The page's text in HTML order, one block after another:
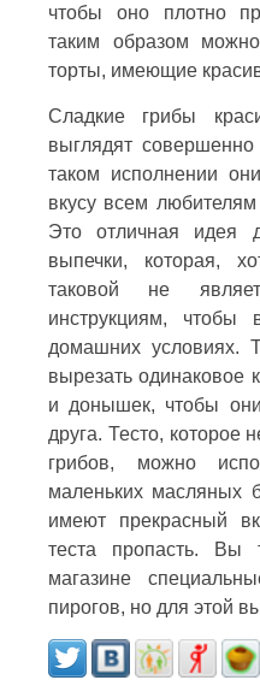
чтобы оно плотно
таким образом
торты, имеющие
Сладкие грибы
выглядят
таком исполнении
вкусу всем
Это отличная идея
выпечки, которая,
таковой не
инструкциям, чтобы
домашних условиях.
вырезать одинаковое
и донышек, чтобы
друга. Тесто, которое
грибов, можно
маленьких масляных
имеют прекрасный
теста пропасть. Вы
магазине
пирогов, но для этой